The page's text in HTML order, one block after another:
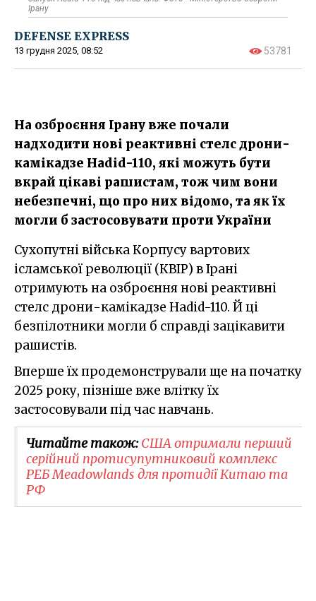
Ірану
DEFENSE EXPRESS
13 грудня 2025, 08:52 53781
На озброєння Ірану вже почали
надходити нові реактивні стелс дрони-
камікадзе Hadid-110, які можуть бути
вкрай цікаві рашистам, тож чим вони
небезпечні, що про них відомо, та як їх
могли б застосовувати проти України
Сухопутні війська Корпусу вартових
ісламської революції (КВІР) в Ірані
отримують на озброєння нові реактивні
стелс дрони-камікадзе Hadid-110. Й ці
безпілотники могли б справді зацікавити
рашистів.
Вперше їх продемонстрували ще на початку
2025 року, пізніше вже влітку їх
застосовували під час навчань.
Читайте також:США отримали перший
серійний протисупутниковий комплекс
РЕБ Meadowlands для протидії Китаю та
РФ